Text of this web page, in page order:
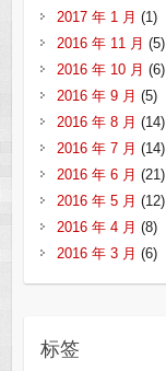
2017 年 1 月 (1)
2016 年 11 月 (5)
2016 年 10 月 (6)
2016 年 9 月 (5)
2016 年 8 月 (14)
2016 年 7 月 (14)
2016 年 6 月 (21)
2016 年 5 月 (12)
2016 年 4 月 (8)
2016 年 3 月 (6)
标签